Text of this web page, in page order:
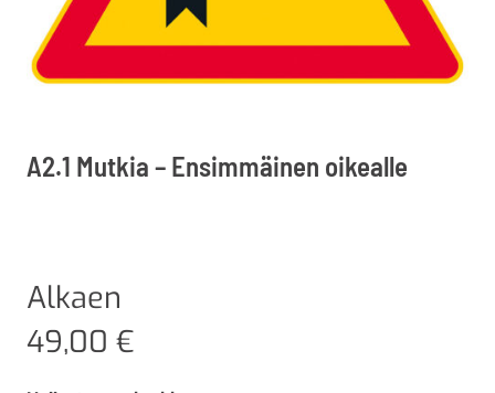
A2.1 Mutkia – Ensimmäinen oikealle
Alkaen
49,00 €